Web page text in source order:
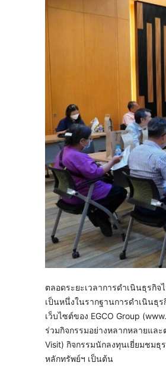
ตลอดระยะเวลาการดำเนินธุรกิ
เป็นหนึ่งในรากฐานการดำเนินธุ
เว็บไซต์ของ EGCO Group
ร่วมกิจกรรมอย่างหลากหลายแล
Visit) กิจกรรมนักลงทุนเยี่ยมชมธุ
หลักทรัพย์ฯ เป็นต้น